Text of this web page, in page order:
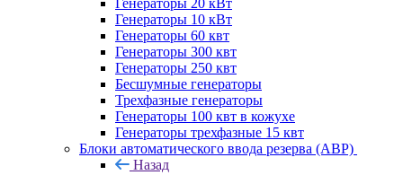
Генераторы 20 кВт
Генераторы 10 кВт
Генераторы 60 квт
Генераторы 300 квт
Генераторы 250 квт
Бесшумные генераторы
Трехфазные генераторы
Генераторы 100 квт в кожухе
Генераторы трехфазные 15 квт
Блоки автоматического ввода резерва (АВР)
Назад